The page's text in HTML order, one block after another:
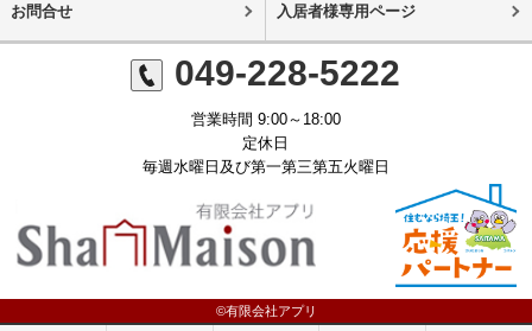
お問合せ 入居者様専用ページ
049-228-5222
営業時間 9:00～18:00
定休日
毎週水曜日及び第一第三第五火曜日
©有限会社アプリ